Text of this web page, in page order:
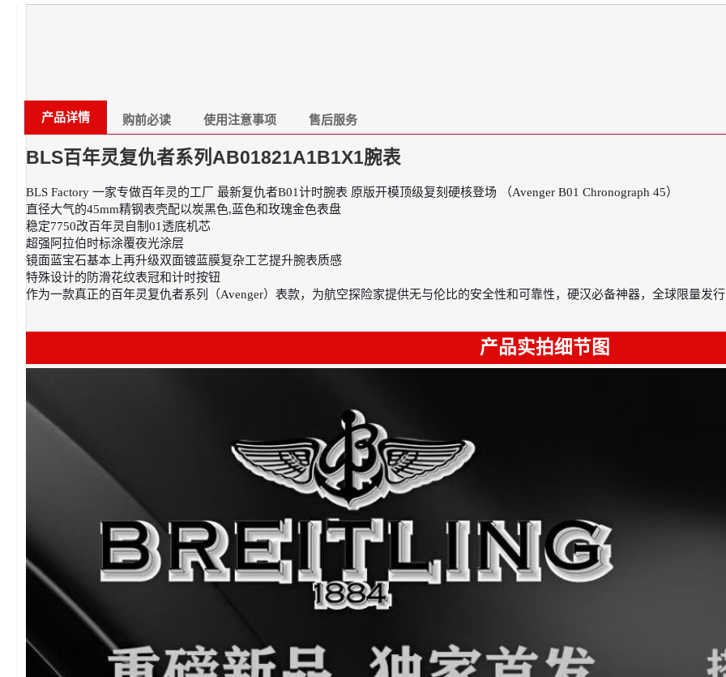
产品详情 购前必读 使用注意事项 售后服务
BLS百年灵复仇者系列AB01821A1B1X1腕表
BLS Factory 一家专做百年灵的工厂 最新复仇者B01计时腕表 原版开模顶级复刻硬核登场 （Avenger B01 Chronograph 45）
直径大气的45mm精钢表壳配以炭黑色,蓝色和玫瑰金色表盘
稳定7750改百年灵自制01透底机芯
超强阿拉伯时标涂覆夜光涂层
镜面蓝宝石基本上再升级双面镀蓝膜复杂工艺提升腕表质感
特殊设计的防滑花纹表冠和计时按钮
作为一款真正的百年灵复仇者系列（Avenger）表款，为航空探险家提供无与伦比的安全性和可靠性，硬汉必备神器，全球限量发行
产品实拍细节图